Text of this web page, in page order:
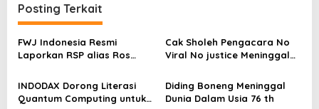
s
i
p
o
s
Posting Terkait
FWJ Indonesia Resmi
Laporkan RSP alias Ros
Cak Sholeh Pengacara No
Viral No justice Meninggal
INDODAX Dorong Literasi
Quantum Computing untuk
Diding Boneng Meninggal
Dunia Dalam Usia 76 th